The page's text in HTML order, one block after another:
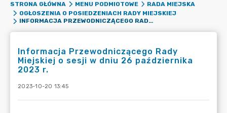
STRONA GŁÓWNA MENU PODMIOTOWE
RADA MIEJSKA
OGŁOSZENIA O POSIEDZENIACH RADY MIEJSKIEJ
INFORMACJA PRZEWODNICZĄCEGO RADY MIEJSKIEJ O SESJI W DNIU 26 PAŹDZIERNIKA 2023 R.
Informacja Przewodniczącego Rady
Miejskiej o sesji w dniu 26 października
2023 r.
2023-10-20 13:45